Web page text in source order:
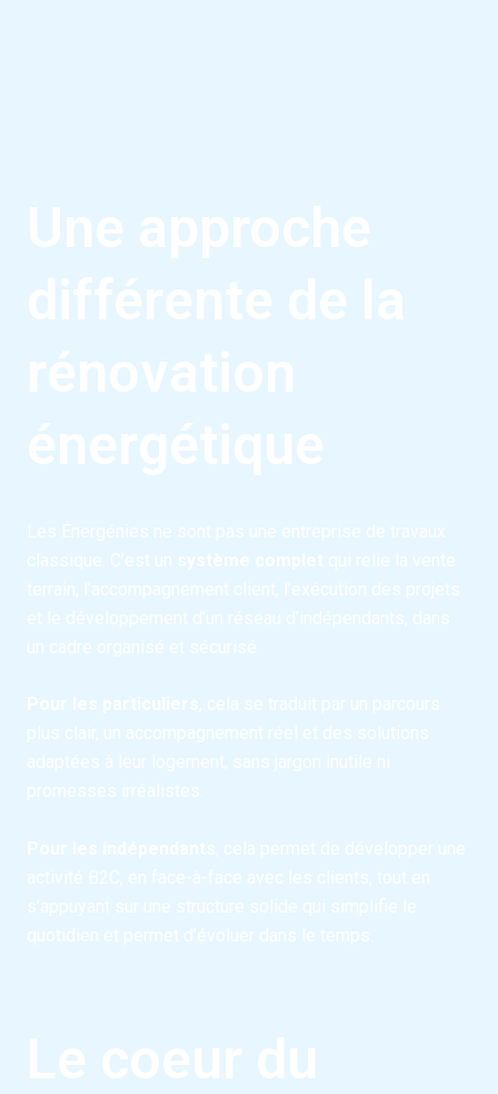
​​Une approche
différente de la
rénovation
énergétique
Les Énergénies ne sont pas une entreprise de travaux
classique. C’est un système complet qui relie la vente
terrain, l’accompagnement client, l’exécution des projets
et le développement d’un réseau d’indépendants, dans
un cadre organisé et sécurisé.
Pour les particuliers, cela se traduit par un parcours
plus clair, un accompagnement réel et des solutions
adaptées à leur logement, sans jargon inutile ni
promesses irréalistes.
Pour les indépendants, cela permet de développer une
activité B2C, en face-à-face avec les clients, tout en
s’appuyant sur une structure solide qui simplifie le
quotidien et permet d’évoluer dans le temps.
Le coeur du